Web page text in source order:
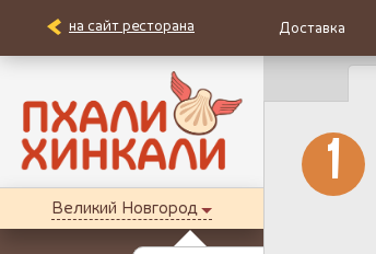
на сайт ресторана Доставка
Великий Новгород
1